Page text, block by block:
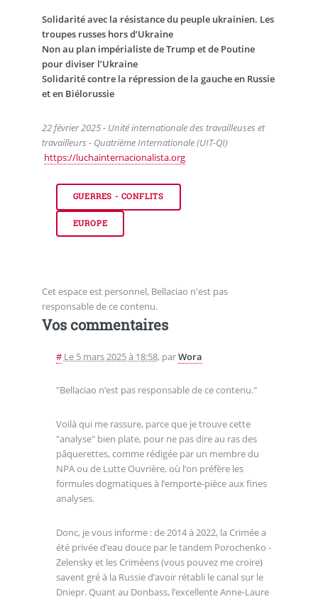
Solidarité avec la résistance du peuple ukrainien. Les
troupes russes hors d’Ukraine
Non au plan impérialiste de Trump et de Poutine
pour diviser l’Ukraine
Solidarité contre la répression de la gauche en Russie
et en Biélorussie
22 février 2025 - Unité internationale des travailleuses et
travailleurs - Quatrième Internationale (UIT-QI)
https://luchainternacionalista.org
GUERRES - CONFLITS
EUROPE
Cet espace est personnel, Bellaciao n'est pas
responsable de ce contenu.
Vos commentaires
# Le 5 mars 2025 à 18:58, parWora
"Bellaciao n’est pas responsable de ce contenu."
Voilà qui me rassure, parce que je trouve cette
"analyse" bien plate, pour ne pas dire au ras des
pâquerettes, comme rédigée par un membre du
NPA ou de Lutte Ouvrière, où l’on préfère les
formules dogmatiques à l’emporte-pièce aux fines
analyses.
Donc, je vous informe : de 2014 à 2022, la Crimée a
été privée d’eau douce par le tandem Porochenko -
Zelensky et les Criméens (vous pouvez me croire)
savent gré à la Russie d’avoir rétabli le canal sur le
Dniepr. Quant au Donbass, l’excellente Anne-Laure